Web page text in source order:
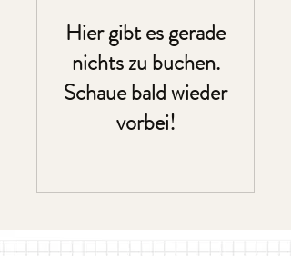
Hier gibt es gerade
nichts zu buchen.
Schaue bald wieder
vorbei!